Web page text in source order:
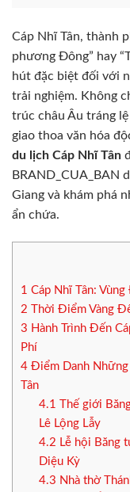
Cáp Nhĩ Tân, thành
phương Đông” hay
hút đặc biệt đối với
trải nghiệm. Không
trúc châu Âu tráng
giao thoa văn hóa
du lịch Cáp Nhĩ Tân
BRAND_CUA_BAN
Giang và khám phá
ẩn chứa.
1 Cáp Nhĩ Tân:
2 Thời Điểm Vàng
3 Hành Trình Đến
Phí
4 Điểm Danh Những
Tân
4.1
Thế giới
Lê Lộng Lẫy
4.2 Lễ hội Băng
Diệu Kỳ
4.3 Nhà thờ